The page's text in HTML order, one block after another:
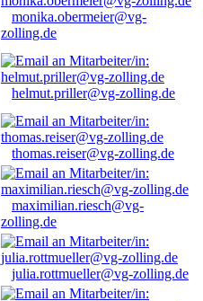
monika.obermeier@vg-
zolling.de
helmut.priller@vg-zolling.de
thomas.reiser@vg-zolling.de
maximilian.riesch@vg-
zolling.de
julia.rottmueller@vg-zolling.de